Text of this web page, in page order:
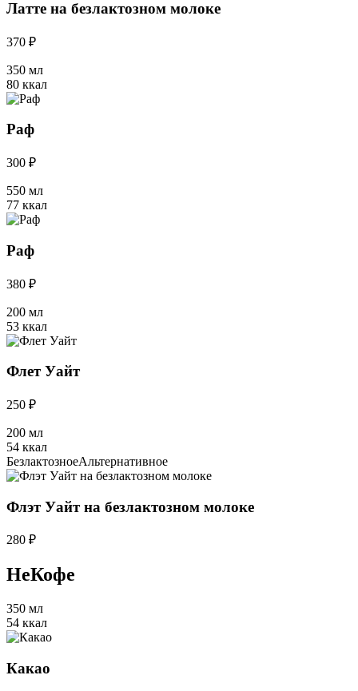
Латте на безлактозном молоке
370 ₽
350 мл
80 ккал
Раф
300 ₽
550 мл
77 ккал
Раф
380 ₽
200 мл
53 ккал
Флет Уайт
250 ₽
200 мл
54 ккал
БезлактозноеАльтернативное
Флэт Уайт на безлактозном молоке
280 ₽
НеКофе
350 мл
54 ккал
Какао